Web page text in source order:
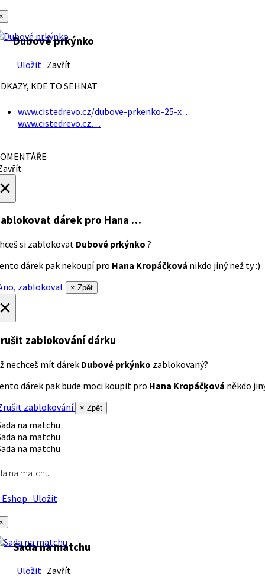
Dubové prkýnko
Uložit Zavřít
KDE TO SEHNAT
www.cistedrevo.cz/dubove-prkenko-25-x…
www.cistedrevo.cz…
dárek pro Hana …
si zablokovat Dubové prkýnko ?
dárek pak nekoupí pro Hana Kropáčķová nikdo jiný než ty :)
zablokovat
× Zpět
zablokování dárku
nechceš mít dárek Dubové prkýnko zablokovaný?
dárek pak bude moci koupit pro Hana Kropáčķová někdo
zablokování
× Zpět
na matchu
Uložit
Sada na matchu
Uložit Zavřít